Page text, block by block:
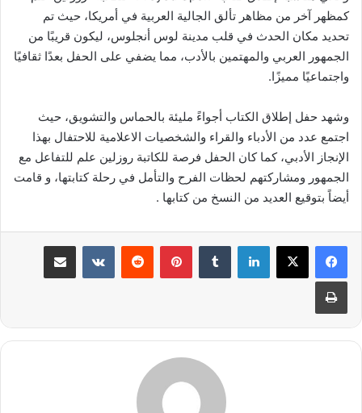
كمظهر آخر من مظاهر تألق الجالية العربية في أمريكا، حيث تم
تحديد مكان الحدث في قلب مدينة لوس أنجلوس، ليكون قريبًا من
الجمهور العربي والمهتمين بالأدب، مما يضفي على الحفل بعدًا ثقافيًا
واجتماعيًا مميزًا.
وشهد حفل إطلاق الكتاب أجواءً مليئة بالحماس والتشويق، حيث
اجتمع عدد من الأدباء والقراء والشخصيات الاعلامية للاحتفال بهذا
الإنجاز الأدبي، كما كان الحفل فرصة للكاتبة روزلين علم للتفاعل مع
الجمهور ومشاركتهم لحظات الفرح والتأمل في رحلة كتابتها، و قامت
أيضاً بتوقيع العديد من النسخ من كتابها .
لينكدإن بينتيريست